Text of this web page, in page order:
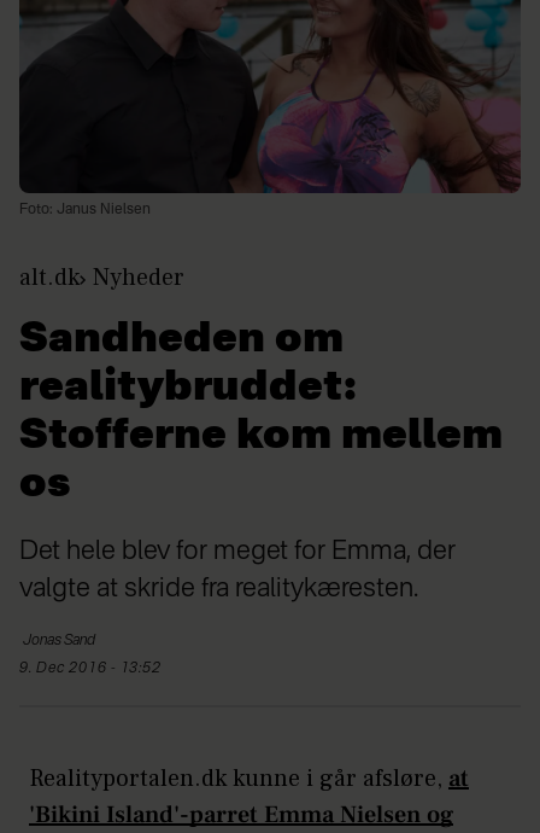
Foto: Janus Nielsen
alt.dk Nyheder
Sandheden om
realitybruddet:
Stofferne kom mellem
os
Det hele blev for meget for Emma, der
valgte at skride fra realitykæresten.
JonasSand
9. Dec 2016 - 13:52
Realityportalen.dk kunne i går afsløre, at
'Bikini Island'-parret Emma Nielsen og